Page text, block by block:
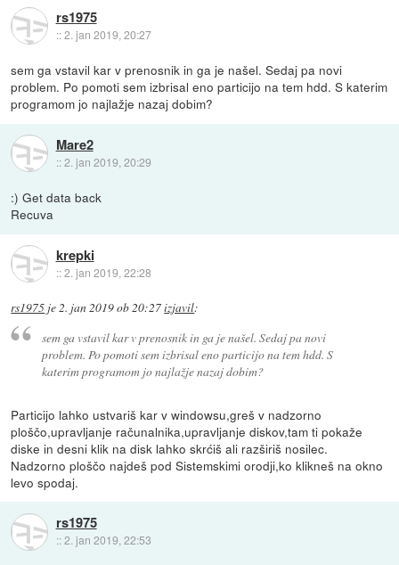
rs1975
::2. jan 2019, 20:27
sem ga vstavil kar v prenosnik in ga je našel. Sedaj pa novi
problem. Po pomoti sem izbrisal eno particijo na tem hdd. S katerim
programom jo najlažje nazaj dobim?
Mare2
::2. jan 2019, 20:29
:) Get data back
Recuva
krepki
::2. jan 2019, 22:28
rs1975 je2. jan 2019 ob 20:27izjavil:
sem ga vstavil kar v prenosnik in ga je našel. Sedaj pa novi
problem. Po pomoti sem izbrisal eno particijo na tem hdd. S
katerim programom jo najlažje nazaj dobim?
Particijo lahko ustvariš kar v windowsu,greš v nadzorno
ploščo,upravljanje računalnika,upravljanje diskov,tam ti pokaže
diske in desni klik na disk lahko skrćiš ali razširiš nosilec.
Nadzorno ploščo najdeš pod Sistemskimi orodji,ko klikneš na okno
levo spodaj.
rs1975
::2. jan 2019, 22:53